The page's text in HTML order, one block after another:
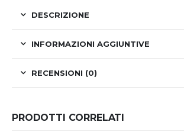
DESCRIZIONE
INFORMAZIONI AGGIUNTIVE
RECENSIONI (0)
PRODOTTI CORRELATI